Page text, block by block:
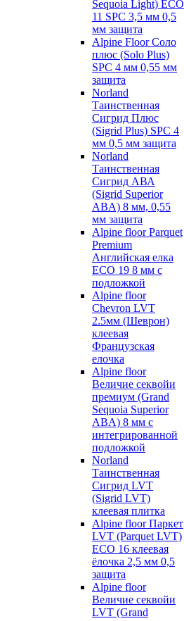
Sequoia Light) ECO
11 SPC 3,5 мм 0,5
мм защита
Alpine Floor Соло
плюс (Solo Plus)
SPC 4 мм 0,55 мм
защита
Norland
Таинственная
Сигрид Плюс
(Sigrid Plus) SPC 4
мм 0,5 мм защита
Norland
Таинственная
Сигрид АВА
(Sigrid Superior
ABA) 8 мм, 0,55
мм защита
Alpine floor Parquet
Premium
Английская елка
ECO 19 8 мм с
подложкой
Alpine floor
Chevron LVT
2.5мм (Шеврон)
клеевая
Французская
елочка
Alpine floor
Величие секвойи
премиум (Grand
Sequoia Superior
ABA) 8 мм с
интегрированной
подложкой
Norland
Таинственная
Сигрид LVT
(Sigrid LVT)
клеевая плитка
Alpine floor Паркет
LVT (Parquet LVT)
ECO 16 клеевая
ёлочка 2,5 мм 0,5
защита
Alpine floor
Величие секвойи
LVT (Grand